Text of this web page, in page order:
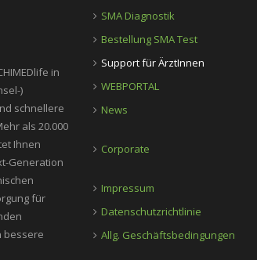
in
)
schnellere
als 20.000
Ihnen
Generation
für
bessere
SMA Diagnostik
Bestellung SMA Test
Support für ÄrztInnen
WEBPORTAL
News
Corporate
Impressum
Datenschutzrichtlinie
Allg. Geschäftsbedingungen